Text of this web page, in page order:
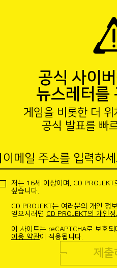
공식 사이
뉴스레터를
게임을 비롯한 더
공식 발표를 빠
이메일 주소를 입력하
저는 16세 이상이며, CD
싶습니다.
CD PROJEKT는 여러분의 개인 정
얻으시려면 CD PROJEKT의 개인
이 사이트는 reCAPTCHA로 보호
이용 약관이 적용됩니다.
제출